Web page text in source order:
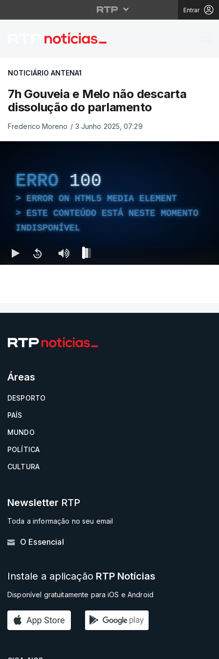
Entrar
7h Gouveia e Melo
NOTICIÁRIO ANTENA1
7h Gouveia e Melo não descarta
dissolução do parlamento
Frederico Moreno / 3 Junho 2025, 07:29
ERRO 100
ERROR ON HTML5 MEDIA ELEMENT
ESTE CONTEÚDO ESTÁ NESTE MOMENTO
INDISPONÍVEL
Áreas
DESPORTO
PAÍS
MUNDO
POLÍTICA
CULTURA
Newsletter RTP
Toda a informação no seu email
O Essencial
Instale a aplicação RTP Notícias
Disponível gratuitamente para iOS e Android